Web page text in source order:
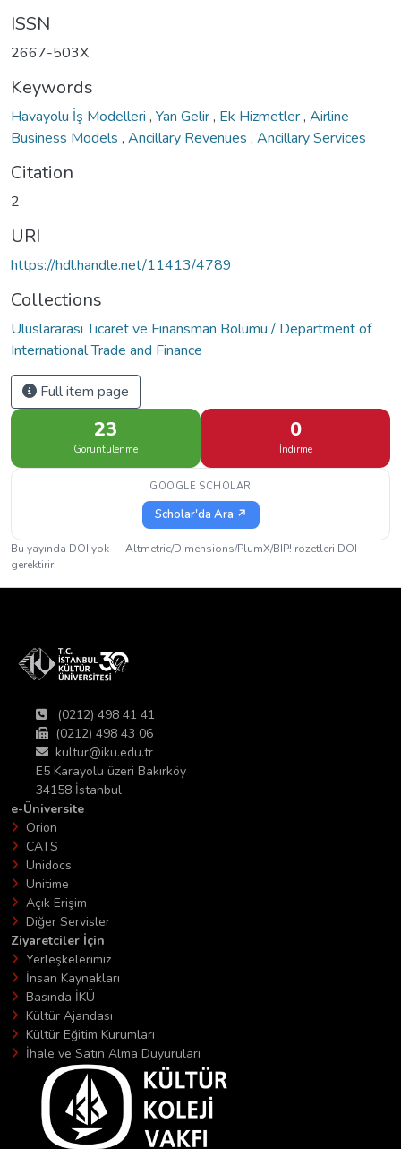
ISSN
2667-503X
Keywords
Havayolu İş Modelleri , Yan Gelir, Ek Hizmetler, Airline
Business Models , Ancillary Revenues , Ancillary Services
Citation
2
URI
https://hdl.handle.net/11413/4789
Collections
Uluslararası Ticaret ve Finansman Bölümü / Department of
International Trade and Finance
Full item page
23
Görüntülenme
0
İndirme
GOOGLE SCHOLAR
Scholar'da Ara ↗
Bu yayında DOI yok — Altmetric/Dimensions/PlumX/BIP! rozetleri DOI
gerektirir.
(0212) 498 41 41
(0212) 498 43 06
kultur@iku.edu.tr
E5 Karayolu üzeri Bakırköy
34158 İstanbul
e-Üniversite
Orion
CATS
Unidocs
Unitime
Açık Erişim
Diğer Servisler
Ziyaretciler İçin
Yerleşkelerimiz
İnsan Kaynakları
Basında İKÜ
Kültür Ajandası
Kültür Eğitim Kurumları
İhale ve Satın Alma Duyuruları